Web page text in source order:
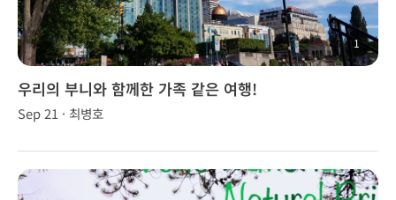
1
우리의 부니와 함께한 가족 같은 여행!
Sep 21 · 최병호